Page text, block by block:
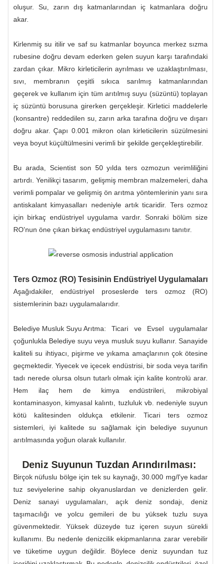
oluşur. Su, zarın dış katmanlarından iç katmanlara doğru
akar.
Kirlenmiş su itilir ve saf su katmanlar boyunca merkez sızma
rubesine doğru devam ederken gelen suyun karşı tarafındaki
zardan çıkar. Mikro kirleticilerin ayrılması ve uzaklaştırılması,
sıvı, membranın çeşitli sıkıca sarılmış katmanlarından
geçerek ve kullanım için tüm arıtılmış suyu (süzüntü) toplayan
iç süzüntü borusuna girerken gerçekleşir. Kirletici maddelerle
(konsantre) reddedilen su, zarın arka tarafına doğru ve dışarı
doğru akar. Çapı 0.001 mikron olan kirleticilerin süzülmesini
veya boyut küçültülmesini verimli bir şekilde gerçekleştirebilir.
Bu arada, Scientist son 50 yılda ters ozmozun verimliliğini
artırdı. Yenilikçi tasarım, gelişmiş membran malzemeleri, daha
verimli pompalar ve gelişmiş ön arıtma yöntemlerinin yanı sıra
antiskalant kimyasalları nedeniyle artık ticaridir. Ters ozmoz
için birkaç endüstriyel uygulama vardır. Sonraki bölüm size
RO'nun öne çıkan birkaç endüstriyel uygulamasını tanıtır.
Ters Ozmoz (RO) Tesisinin Endüstriyel Uygulamaları
Aşağıdakiler, endüstriyel proseslerde ters ozmoz (RO)
sistemlerinin bazı uygulamalarıdır.
Belediye Musluk Suyu Arıtma: Ticari ve Evsel uygulamalar
çoğunlukla Belediye suyu veya musluk suyu kullanır. Sanayide
kaliteli su ihtiyacı, pişirme ve yıkama amaçlarının çok ötesine
geçmektedir. Yiyecek ve içecek endüstrisi, bir soda veya tarifin
tadı nerede olursa olsun tutarlı olmak için kalite kontrolü arar.
Hem ilaç hem de kimya endüstrileri, mikrobiyal
kontaminasyon, kimyasal kalıntı, tuzluluk vb. nedeniyle suyun
kötü kalitesinden oldukça etkilenir. Ticari ters ozmoz
sistemleri, iyi kalitede su sağlamak için belediye suyunun
arıtılmasında yoğun olarak kullanılır.
Deniz Suyunun Tuzdan Arındırılması:
Birçok nüfuslu bölge için tek su kaynağı, 30.000 mg/l'ye kadar
tuz seviyelerine sahip okyanuslardan ve denizlerden gelir.
Deniz sanayi uygulamaları, açık deniz sondajı, deniz
taşımacılığı ve yolcu gemileri de bu yüksek tuzlu suya
güvenmektedir. Yüksek düzeyde tuz içeren suyun sürekli
kullanımı. Bu nedenle denizcilik ekipmanlarına zarar verebilir
ve tüketime uygun değildir. Böylece deniz suyundan tuz